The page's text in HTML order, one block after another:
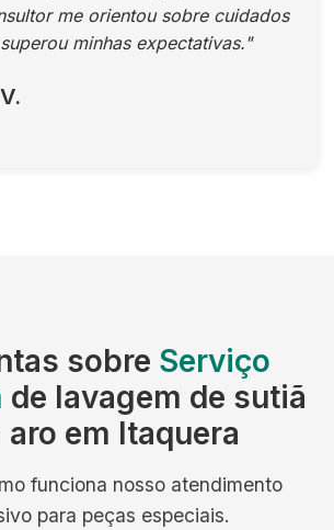
me orientou sobre cuidados
minhas expectativas."
sobre Serviço
de lavagem de sutiã
aro em Itaquera
funciona nosso atendimento
para peças especiais.